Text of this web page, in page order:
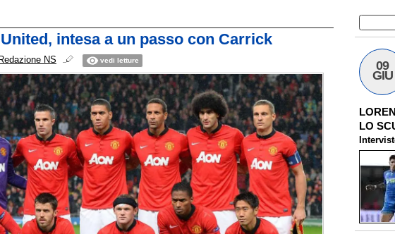
intesa a un passo con Carrick
Redazione NS vedi letture 09
GIU
LO